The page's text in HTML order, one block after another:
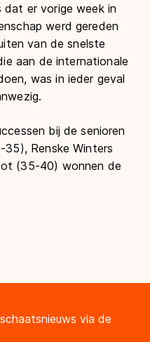
dat er vorige week in
werd gereden
van de snelste
aan de internationale
was in ieder geval
bij de senioren
Renske Winters
(35-40) wonnen de
via de